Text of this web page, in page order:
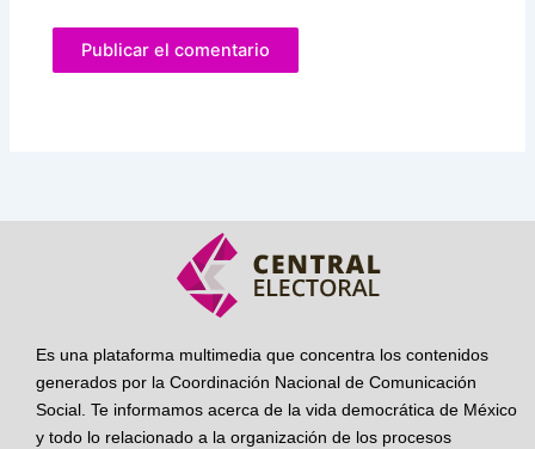
Es una plataforma multimedia que concentra los contenidos
generados por la Coordinación Nacional de Comunicación
Social. Te informamos acerca de la vida democrática de México
y todo lo relacionado a la organización de los procesos